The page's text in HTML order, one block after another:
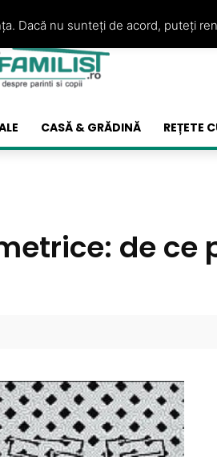
CASĂ & GRĂDINĂ REȚETE
de ce
Dacă nu sunteți de acord, puteți